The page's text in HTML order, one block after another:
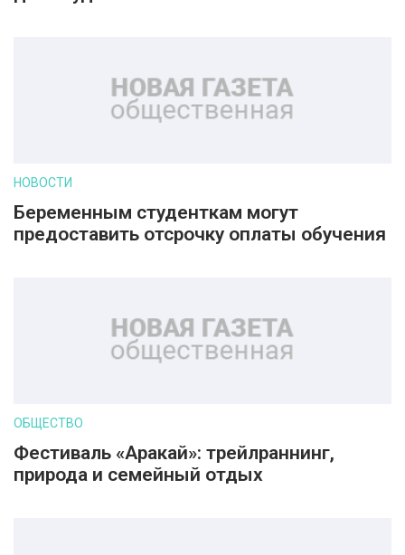
НОВОСТИ
Беременным студенткам могут
предоставить отсрочку оплаты обучения
ОБЩЕСТВО
Фестиваль «Аракай»: трейлраннинг,
природа и семейный отдых